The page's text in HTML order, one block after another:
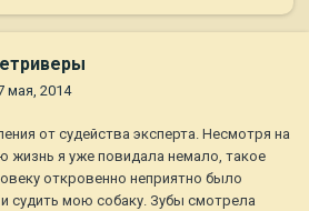
мая, 2014
от судейства эксперта. Несмотря на
жизнь я уже повидала немало, такое
откровенно неприятно было
судить мою собаку. Зубы смотрела